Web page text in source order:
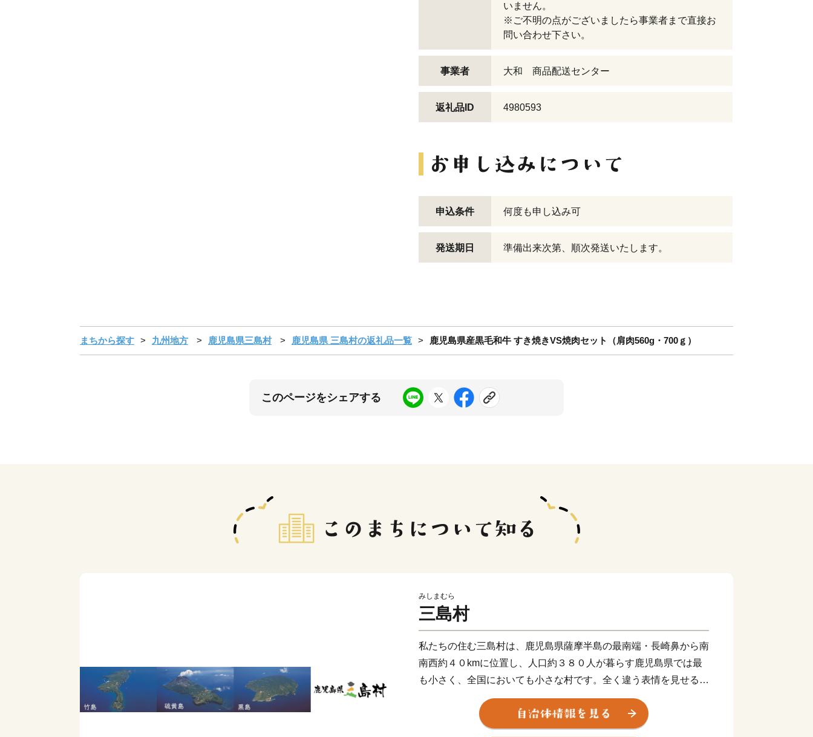
いません。
※ご不明の点がございましたら事業者まで直接お
問い合わせ下さい。
事業者 大和 商品配送センター
返礼品ID 4980593
申込条件 何度も申し込み可
発送期日 準備出来次第、順次発送いたします。
まちから探す 九州地方 鹿児島県三島村 鹿児島県 三島村の返礼品一覧 鹿児島県産黒毛和牛 すき焼きVS焼肉セット（肩肉560g・700ｇ）
このページをシェアする
みしまむら
三島村
私たちの住む三島村は、鹿児島県薩摩半島の最南端・長崎鼻から南
南西約４０kmに位置し、人口約３８０人が暮らす鹿児島県では最
も小さく、全国においても小さな村です。全く違う表情を見せる横
並びの３島（竹島・硫黄島・黒島）からなる自然に恵まれた村で
す。竹島は、その名のとおり島全体を大名竹に覆われマリンスポー
ツを楽しめ、硫黄島は、硫黄岳の恵み自然の中の露天風呂があり、